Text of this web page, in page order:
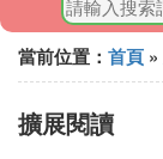
當前位置： 首頁 »
擴展閱讀